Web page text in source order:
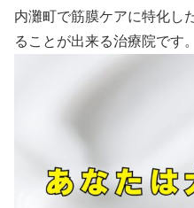
内灘町で筋膜ケアに特化し
ることが出来る治療院です。